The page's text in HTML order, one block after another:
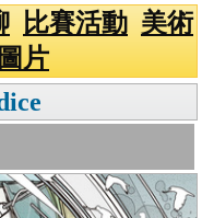
比賽活動 美術
圖片